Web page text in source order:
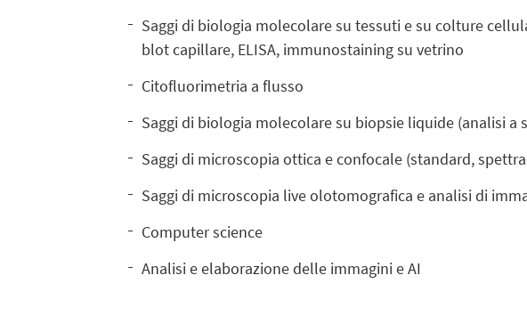
Saggi di biologia molecolare su tessuti e su colture
blot capillare, ELISA, immunostaining su vetrino
Citofluorimetria a flusso
Saggi di biologia molecolare su biopsie liquide (analisi a
Saggi di microscopia ottica e confocale (standard,
Saggi di microscopia live olotomografica e analisi di
Computer science
Analisi e elaborazione delle immagini e AI